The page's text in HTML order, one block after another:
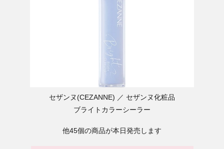
セザンヌ(CEZANNE)
セザンヌ化粧品
ブライトカラーシーラー
他45個の商品が本日発売します